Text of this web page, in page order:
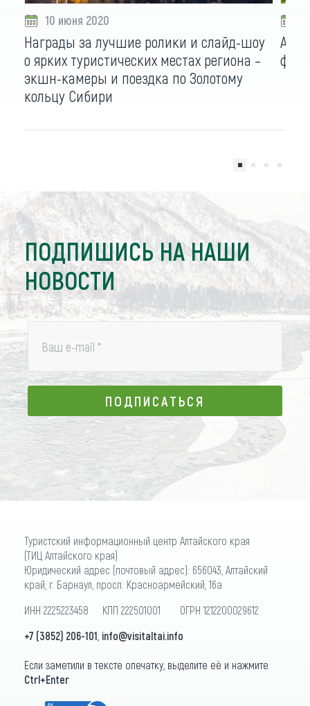
10 июня 2020
Награды за лучшие ролики и слайд-шоу
о ярких туристических местах региона –
экшн-камеры и поездка по Золотому
кольцу Сибири
ПОДПИШИСЬ НА НАШИ
НОВОСТИ
Ваш e-mail *
ПОДПИСАТЬСЯ
ПОДПИСАТЬСЯ
Туристский информационный центр Алтайского края
(ТИЦ Алтайского края)
Юридический адрес (почтовый адрес): 656043, Алтайский
край, г. Барнаул, просп. Красноармейский, 16а
ИНН 2225223458 КПП 222501001 ОГРН 1212200029612
+7 (3852) 206-101 info@visitaltai.info
Если заметили в тексте опечатку, выделите её и нажмите
Ctrl+Enter